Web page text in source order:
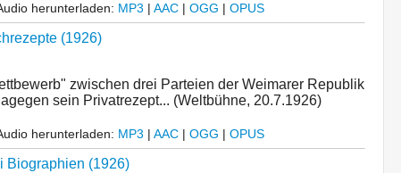
herunterladen: MP3 | AAC | OGG | OPUS
(1926)
zwischen drei Parteien der Weimarer Republik
sein Privatrezept... (Weltbühne, 20.7.1926)
herunterladen: MP3 | AAC | OGG | OPUS
Biographien (1926)